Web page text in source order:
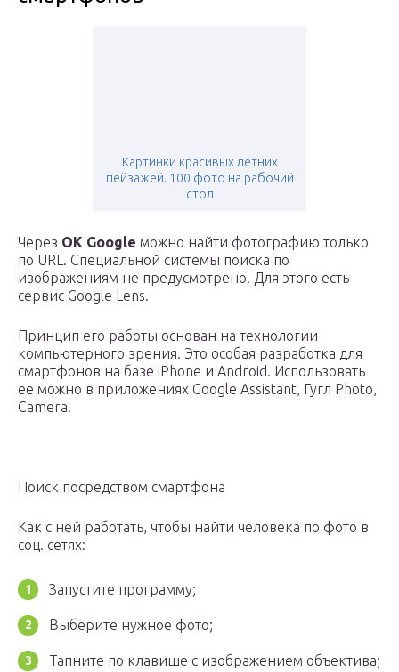
Картинки красивых летних
пейзажей. 100 фото на рабочий
стол
Через OK Google можно найти фотографию только
по URL. Специальной системы поиска по
изображениям не предусмотрено. Для этого есть
сервис Google Lens.
Принцип его работы основан на технологии
компьютерного зрения. Это особая разработка для
смартфонов на базе iPhone и Android. Использовать
ее можно в приложениях Google Assistant, Гугл Photo,
Camera.
Поиск посредством смартфона
Как с ней работать, чтобы найти человека по фото в
соц. сетях:
Запустите программу;
Выберите нужное фото;
Тапните по клавише с изображением объектива;